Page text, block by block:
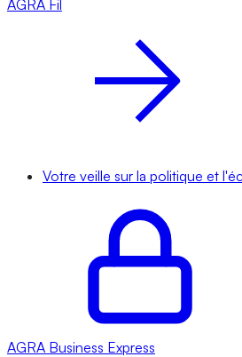
AGRA Fil
Votre veille sur la politique et
AGRA Business Express